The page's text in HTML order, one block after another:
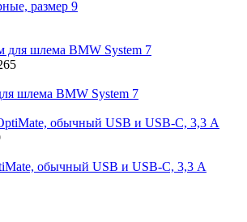
размер 9
шлема BMW System 7
обычный USB и USB-С, 3,3 A